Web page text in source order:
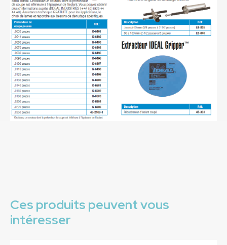
Ces produits peuvent vous
intéresser